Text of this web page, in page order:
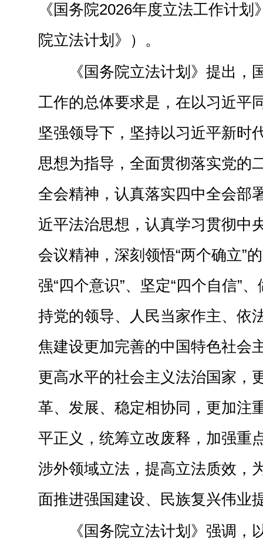
《国务院2026年度立法工作计
院立法计划》）。
《国务院立法计划》提出，
工作的总体要求是，在以习近平
坚强领导下，坚持以习近平新时
思想为指导，全面贯彻落实党的
全会精神，认真落实四中全会部
近平法治思想，认真学习贯彻中
会议精神，深刻领悟“两个确立”
强“四个意识”、坚定“四个自信”
持党的领导、人民当家作主、依
焦建设更加完善的中国特色社会
更高水平的社会主义法治国家，
革、发展、稳定相协同，更加注
平正义，统筹立改废释，加强重
涉外领域立法，提高立法质效，
面推进强国建设、民族复兴伟业
《国务院立法计划》强调，